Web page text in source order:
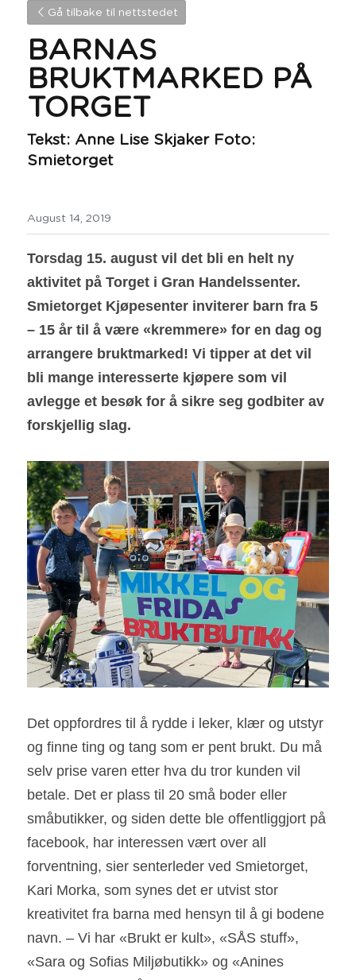
Gå tilbake til nettstedet
BARNAS
BRUKTMARKED PÅ
TORGET
Tekst: Anne Lise Skjaker Foto:
Smietorget
August 14, 2019
Torsdag 15. august vil det bli en helt ny
aktivitet på Torget i Gran Handelssenter.
Smietorget Kjøpesenter inviterer barn fra 5
– 15 år til å være «kremmere» for en dag og
arrangere bruktmarked! Vi tipper at det vil
bli mange interesserte kjøpere som vil
avlegge et besøk for å sikre seg godbiter av
forskjellig slag.
Det oppfordres til å rydde i leker, klær og utstyr
og finne ting og tang som er pent brukt. Du må
selv prise varen etter hva du tror kunden vil
betale. Det er plass til 20 små boder eller
småbutikker, og siden dette ble offentliggjort på
facebook, har interessen vært over all
forventning, sier senterleder ved Smietorget,
Kari Morka, som synes det er utvist stor
kreativitet fra barna med hensyn til å gi bodene
navn. – Vi har «Brukt er kult», «SÅS stuff»,
«Sara og Sofias Miljøbutikk» og «Anines